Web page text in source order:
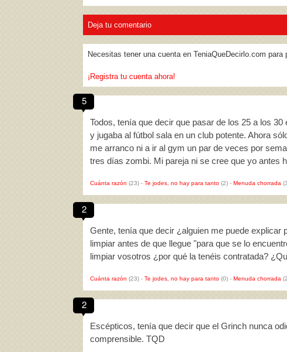
Deja tu comentario
Necesitas tener una cuenta en TeniaQueDecirlo.com para
¡Registra tu cuenta ahora!
5
Todos, tenía que decir que pasar de los 25 a los
y jugaba al fútbol sala en un club potente. Ahora
me arranco ni a ir al gym un par de veces por
tres días zombi. Mi pareja ni se cree que yo antes
Cuánta razón (23) - Te jodes, no hay para tanto (2) - Menuda chorrada
2
Gente, tenía que decir ¿alguien me puede explicar
limpiar antes de que llegue "para que se lo
limpiar vosotros ¿por qué la tenéis contratada?
Cuánta razón (23) - Te jodes, no hay para tanto (0) - Menuda chorrada
2
Escépticos, tenía que decir que el Grinch nunca
comprensible. TQD